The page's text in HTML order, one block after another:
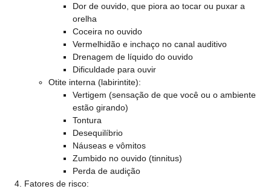
Dor de ouvido, que piora ao tocar ou puxar a
orelha
Coceira no ouvido
Vermelhidão e inchaço no canal auditivo
Drenagem de líquido do ouvido
Dificuldade para ouvir
Otite interna (labirintite):
Vertigem (sensação de que você ou o ambiente
estão girando)
Tontura
Desequilíbrio
Náuseas e vômitos
Zumbido no ouvido (tinnitus)
Perda de audição
Fatores de risco: